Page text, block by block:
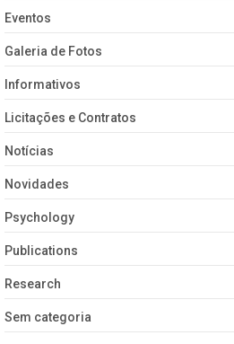
Eventos
Galeria de Fotos
Informativos
Licitações e Contratos
Notícias
Novidades
Psychology
Publications
Research
Sem categoria